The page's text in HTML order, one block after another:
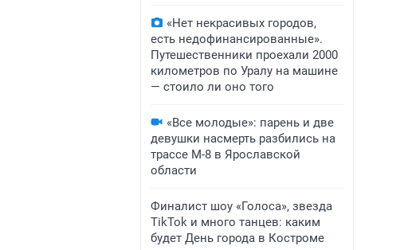
«Нет некрасивых городов,
есть недофинансированные».
Путешественники проехали 2000
километров по Уралу на машине
— стоило ли оно того
«Все молодые»: парень и две
девушки насмерть разбились на
трассе М-8 в Ярославской
области
Финалист шоу «Голоса», звезда
TikTok и много танцев: каким
будет День города в Костроме